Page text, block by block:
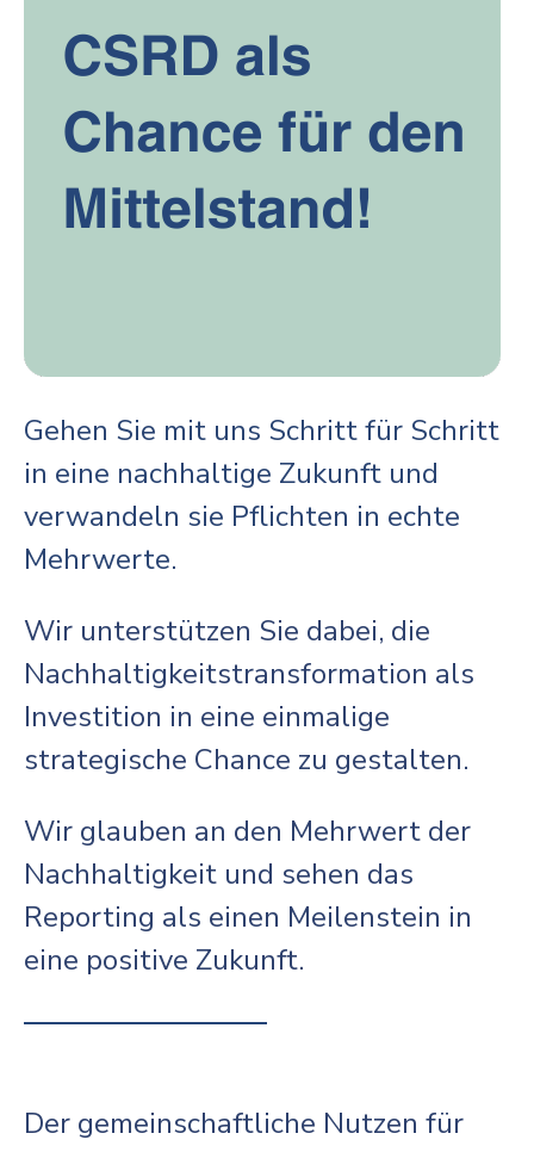
Gehen Sie mit uns Schritt für Schritt
in eine nachhaltige Zukunft und
verwandeln sie Pflichten in echte
Mehrwerte.
Wir unterstützen Sie dabei, die
Nachhaltigkeitstransformation als
Investition in eine einmalige
strategische Chance zu gestalten.
Wir glauben an den Mehrwert der
Nachhaltigkeit und sehen das
Reporting als einen Meilenstein in
eine positive Zukunft.
Der gemeinschaftliche Nutzen für